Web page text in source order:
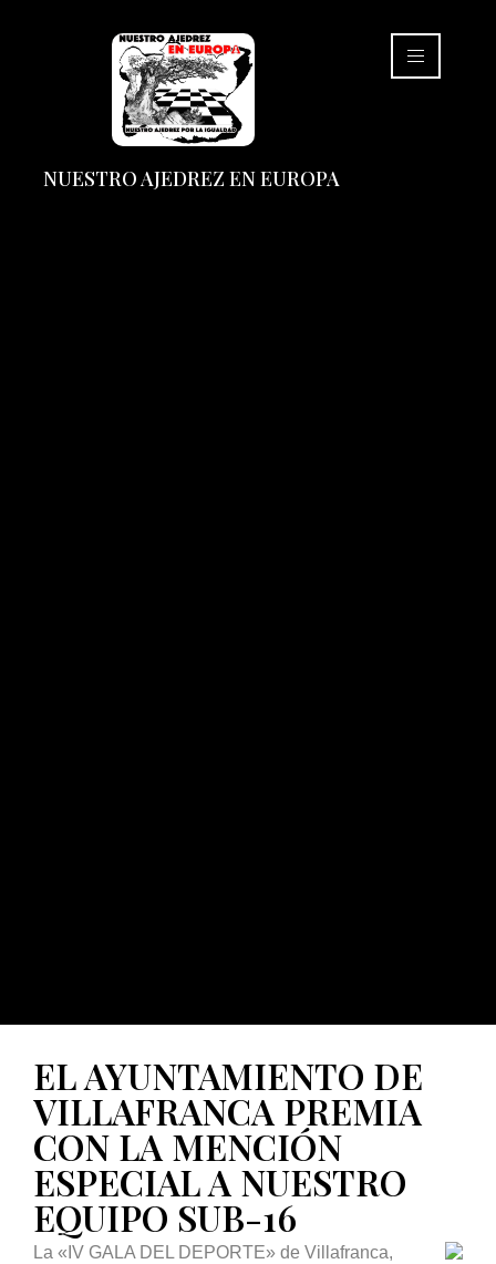
NUESTRO AJEDREZ EN EUROPA
EL AYUNTAMIENTO DE
VILLAFRANCA PREMIA
CON LA MENCIÓN
ESPECIAL A NUESTRO
EQUIPO SUB-16
La «IV GALA DEL DEPORTE» de Villafranca,